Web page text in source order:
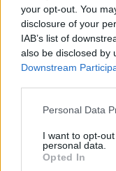
your opt-out. You
disclosure of your
IAB’s list of
also be disclosed by
Downstream
Please note that
not limited to your
grant or deny
use your data for
Personal Data
I want to opt-
personal data.
Opted In